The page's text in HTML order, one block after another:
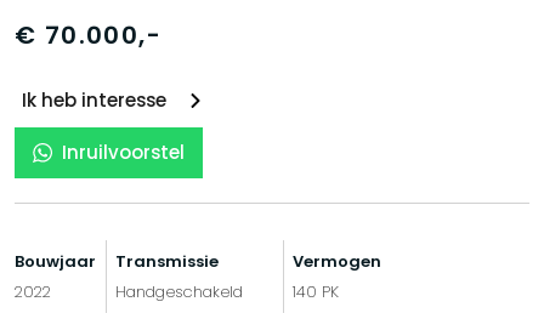
€ 70.000,-
Ik heb interesse
Inruilvoorstel
Bouwjaar
2022
Transmissie
Handgeschakeld
Vermogen
140 PK